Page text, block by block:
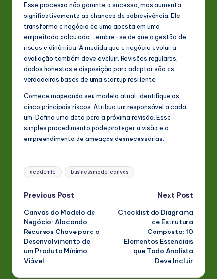
Esse processo não garante o sucesso, mas aumenta
significativamente as chances de sobrevivência. Ele
transforma o negócio de uma aposta em uma
empreitada calculada. Lembre-se de que a gestão de
riscos é dinâmica. À medida que o negócio evolui, a
avaliação também deve evoluir. Revisões regulares,
dados honestos e disposição para adaptar são as
verdadeiras bases de uma startup resiliente.
Comece mapeando seu modelo atual. Identifique os
cinco principais riscos. Atribua um responsável a cada
um. Defina uma data para a próxima revisão. Esse
simples procedimento pode proteger a visão e o
empreendimento de ameaças desnecessárias.
Tags:
academic business model canvas
Post
navigation
Previous Post
Canvas do Modelo de
Negócio: Alocando
Recursos Chave para o
Desenvolvimento de
um Produto Mínimo
Viável
Next Post
Checklist do Diagrama
de Estrutura
Composta: 10
Elementos Essenciais
que Todo Analista
Deve Incluir